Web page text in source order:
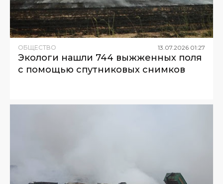
ОБЩЕСТВО 13.07.2026 01:27
Экологи нашли 744 выжженных поля
с помощью спутниковых снимков